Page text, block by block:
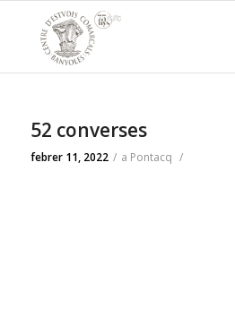
52 converses
febrer 11, 2022 / a Pontacq /